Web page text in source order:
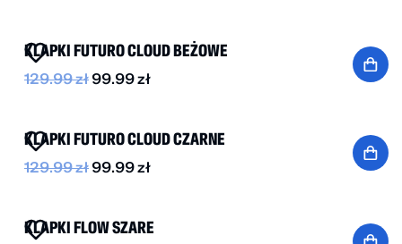
KLAPKI FUTURO CLOUD BEŻOWE
129.99zł 99.99zł
KLAPKI FUTURO CLOUD CZARNE
129.99zł 99.99zł
KLAPKI FLOW SZARE